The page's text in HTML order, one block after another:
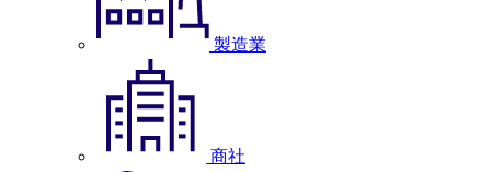
製造業
商社